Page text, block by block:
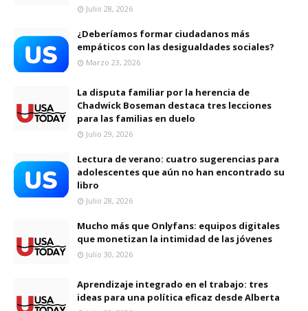
Julio 28, 2026
¿Deberíamos formar ciudadanos más
empáticos con las desigualdades sociales?
Marzo 23, 2026
La disputa familiar por la herencia de
Chadwick Boseman destaca tres lecciones
para las familias en duelo
Julio 29, 2026
Lectura de verano: cuatro sugerencias para
adolescentes que aún no han encontrado su
libro
Julio 28, 2026
Mucho más que Onlyfans: equipos digitales
que monetizan la intimidad de las jóvenes
Julio 30, 2026
Aprendizaje integrado en el trabajo: tres
ideas para una política eficaz desde Alberta